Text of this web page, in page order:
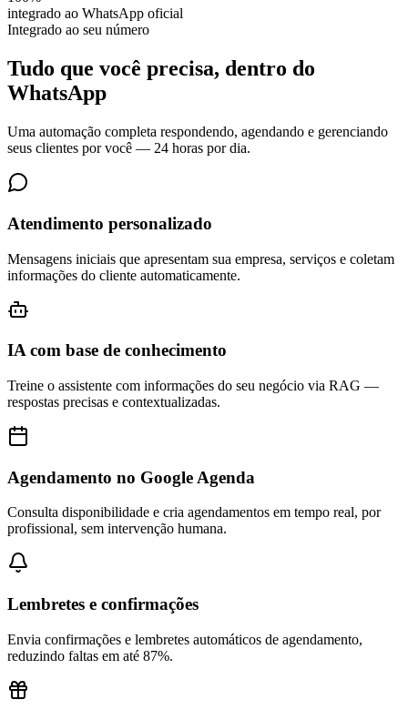
integrado ao WhatsApp oficial
Integrado ao seu número
Tudo que você precisa, dentro do
WhatsApp
Uma automação completa respondendo, agendando e gerenciando
seus clientes por você — 24 horas por dia.
Atendimento personalizado
Mensagens iniciais que apresentam sua empresa, serviços e coletam
informações do cliente automaticamente.
IA com base de conhecimento
Treine o assistente com informações do seu negócio via RAG —
respostas precisas e contextualizadas.
Agendamento no Google Agenda
Consulta disponibilidade e cria agendamentos em tempo real, por
profissional, sem intervenção humana.
Lembretes e confirmações
Envia confirmações e lembretes automáticos de agendamento,
reduzindo faltas em até 87%.